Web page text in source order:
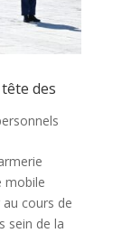
des
mobile
cours de
sein de la